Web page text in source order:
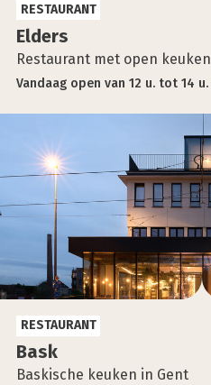
Elders
Restaurant met open keuken
RESTAURANT
Vandaag open van 12 u. tot 14 u.
Bask
Baskische keuken in Gent
RESTAURANT